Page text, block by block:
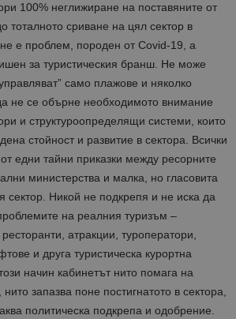
100% неглижиране на поставяните от
тоталното сриване на цял сектор в
е проблем, породен от Covid-19, а
за туристическия бранш. Не може
само плажове и няколко
не се обърне необходимото внимание
и структуроопределящи системи, които
стойност и развитие в сектора. Всички
едни тайни приказки между ресорните
министерства и малка, но гласовита
сектор. Никой не подкрепя и не иска да
на реалния туризъм –
атракции, туроператори,
и друга туристическа курортна
начин кабинетът нито помага на
запазва поне постигнатото в сектора,
политическа подкрепа и одобрение.